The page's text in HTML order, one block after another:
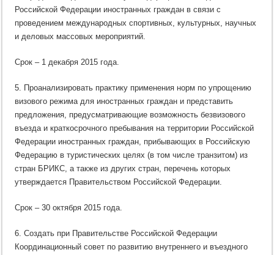
Российской Федерации иностранных граждан в связи с
проведением международных спортивных, культурных, научных
и деловых массовых мероприятий.
Срок – 1 декабря 2015 года.
5. Проанализировать практику применения норм по упрощению
визового режима для иностранных граждан и представить
предложения, предусматривающие возможность безвизового
въезда и краткосрочного пребывания на территории Российской
Федерации иностранных граждан, прибывающих в Российскую
Федерацию в туристических целях (в том числе транзитом) из
стран БРИКС, а также из других стран, перечень которых
утверждается Правительством Российской Федерации.
Срок – 30 октября 2015 года.
6. Создать при Правительстве Российской Федерации
Координационный совет по развитию внутреннего и въездного